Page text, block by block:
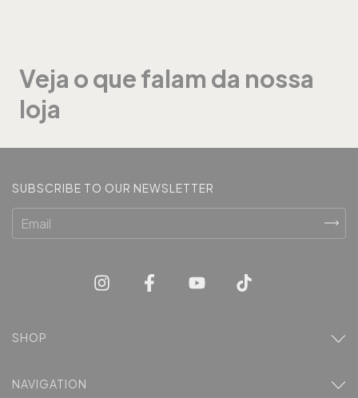
Veja o que falam da nossa
loja
SUBSCRIBE TO OUR NEWSLETTER
SHOP
NAVIGATION